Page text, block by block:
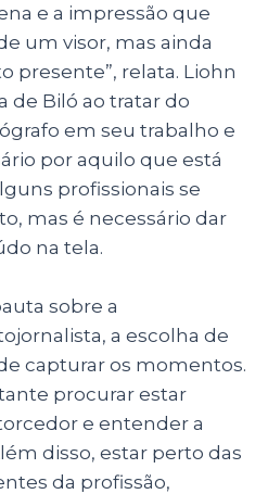
e a impressão que
um visor, mas ainda
presente”, relata. Liohn
de Biló ao tratar do
em seu trabalho e
por aquilo que está
profissionais se
mas é necessário dar
na tela.
sobre a
a escolha de
capturar os momentos.
procurar estar
e entender a
disso, estar perto das
da profissão,